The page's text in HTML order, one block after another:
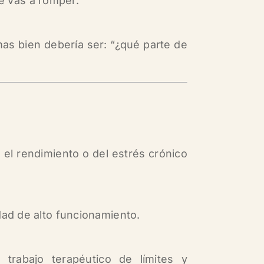
bien debería ser: “¿qué parte de
rendimiento o del estrés crónico
de alto funcionamiento.
terapéutico de límites y